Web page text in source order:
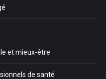
et mieux-être
de santé